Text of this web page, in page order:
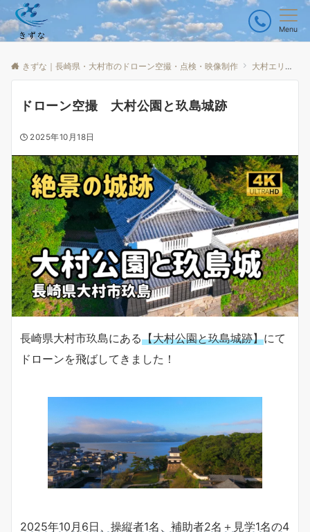
Menu
きずな｜長崎県・大村市のドローン空撮・点検・映像制作 大村エリア
ドローン空撮 大村公園と玖島城跡
2025年10月18日
長崎県大村市玖島にある【大村公園と玖島城跡】にて
ドローンを飛ばしてきました！
2025年10月6日、操縦者1名、補助者2名＋見学1名の4